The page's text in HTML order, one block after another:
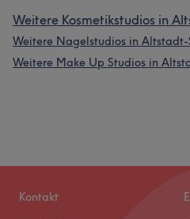
Weitere Kosmetikstudios in
Weitere Nagelstudios in Altstadt-
Weitere Make Up Studios in
Kontakt